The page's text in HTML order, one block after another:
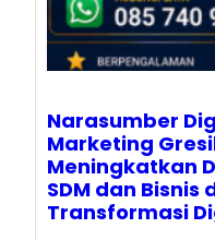
Narasumber
Marketing
Meningkatkan
SDM dan Bisnis
Transformasi